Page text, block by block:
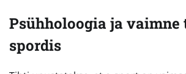
Psühholoogia ja vaimne
spordis